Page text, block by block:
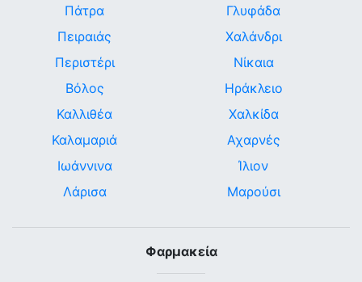
Πάτρα
Πειραιάς
Περιστέρι
Βόλος
Καλλιθέα
Καλαμαριά
Ιωάννινα
Λάρισα
Γλυφάδα
Χαλάνδρι
Νίκαια
Ηράκλειο
Χαλκίδα
Αχαρνές
Ίλιον
Μαρούσι
Φαρμακεία